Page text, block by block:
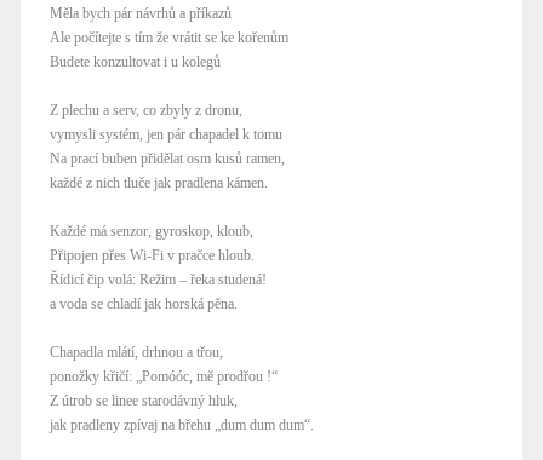
Měla bych pár návrhů a příkazů
Ale počítejte s tím že vrátit se ke kořenům
Budete konzultovat i u kolegů
Z plechu a serv, co zbyly z dronu,
vymysli systém, jen pár chapadel k tomu
Na prací buben přidělat osm kusů ramen,
každé z nich tluče jak pradlena kámen.
Každé má senzor, gyroskop, kloub,
Připojen přes Wi-Fi v pračce hloub.
Řídicí čip volá: Režim – řeka studená!
a voda se chladí jak horská pěna.
Chapadla mlátí, drhnou a třou,
ponožky křičí: „Pomóóc, mě prodřou !“
Z útrob se linee starodávný hluk,
jak pradleny zpívaj na břehu „dum dum dum“.